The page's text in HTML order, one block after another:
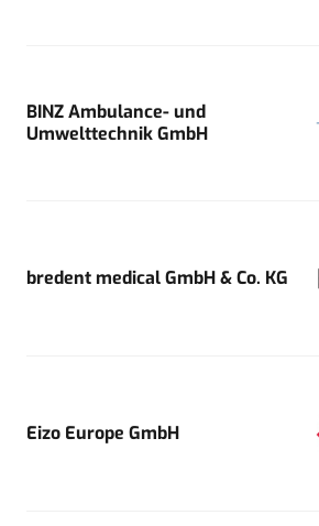
BINZ Ambulance- und
Umwelttechnik GmbH
bredent medical GmbH & Co. KG
Eizo Europe GmbH